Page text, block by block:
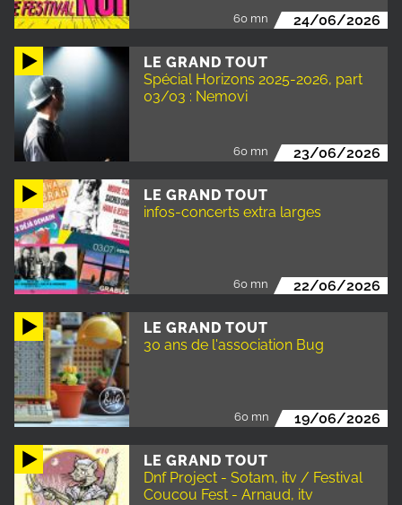
60 mn 24/06/2026
LE GRAND TOUT
Spécial Horizons 2025-2026, part
03/03 : Nemovi
60 mn 23/06/2026
LE GRAND TOUT
infos-concerts extra larges
60 mn 22/06/2026
LE GRAND TOUT
30 ans de l'association Bug
60 mn 19/06/2026
LE GRAND TOUT
Dnf Project - Sotam, itv / Festival
Coucou Fest - Arnaud, itv